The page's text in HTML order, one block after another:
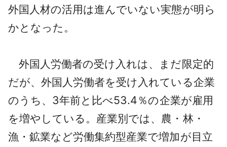
外国人材の活用は進んでいない実態が明ら
かとなった。
外国人労働者の受け入れは、まだ限定的
だが、外国人労働者を受け入れている企業
のうち、3年前と比べ53.4％の企業が雇用
を増やしている。産業別では、農・林・
漁・鉱業など労働集約型産業で増加が目立